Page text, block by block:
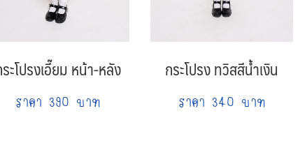
ะโปรงเอี๊ยม หน้า-หลัง
ราคา 390 บาท
กระโปรง ทวิสสีน้ำเงิน
ราคา 340 บาท